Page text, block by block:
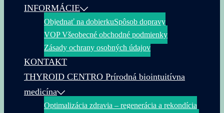
INFORMÁCIE
Objednať na dobierkuSpôsob dopravy
VOP Všeobecné obchodné podmienky
Zásady ochrany osobných údajov
KONTAKT
THYROID CENTRO Prírodná biointuitívna
medicína
Optimalizácia zdravia – regenerácia a rekondícia